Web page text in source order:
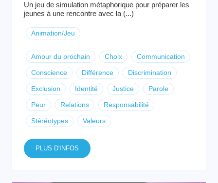
Un jeu de simulation métaphorique pour préparer les
jeunes à une rencontre avec la (...)
Animation/Jeu
Amour du prochain Choix Communication
Conscience Différence Discrimination
Exclusion Identité Justice Parole
Peur Relations Responsabilité
Stéréotypes Valeurs
PLUS D'INFOS